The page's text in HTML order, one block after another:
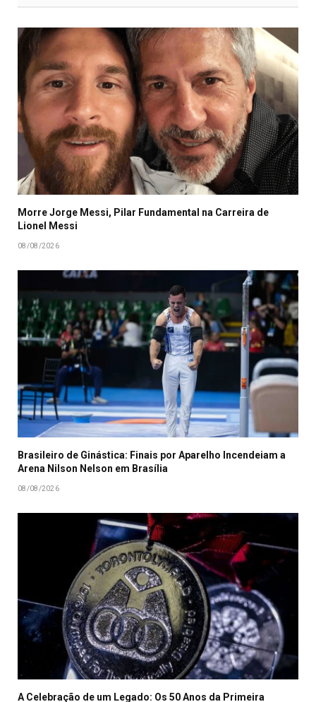
Morre Jorge Messi, Pilar Fundamental na Carreira de
Lionel Messi
08/08/2026
Brasileiro de Ginástica: Finais por Aparelho Incendeiam a
Arena Nilson Nelson em Brasília
08/08/2026
A Celebração de um Legado: Os 50 Anos da Primeira